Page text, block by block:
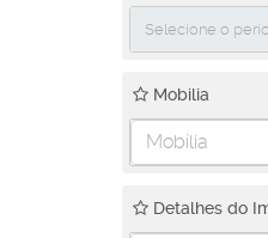
Mobilia
Mobília
Detalhes do